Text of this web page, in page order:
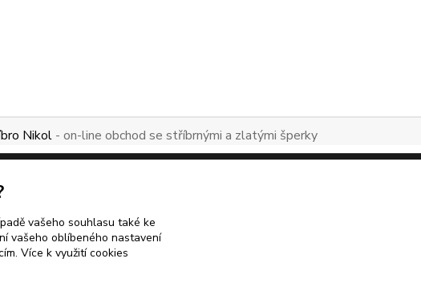
Nikol - on-line obchod se stříbrnými a zlatými šperky
vašeho souhlasu také ke
vašeho oblíbeného nastavení
Více k využití cookies